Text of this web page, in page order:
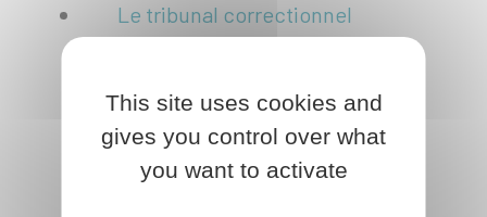
Le tribunal correctionnel
majeures.
Le tribunal correctionnel peut
This site uses cookies and
gives you control over what
you want to activate